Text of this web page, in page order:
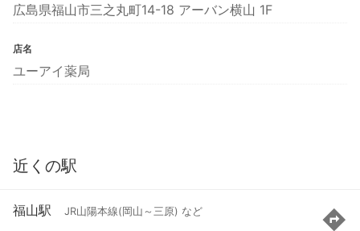
広島県福山市三之丸町14-18 アーバン横山 1F
店名
ユーアイ薬局
近くの駅
福山駅 JR山陽本線(岡山～三原) など